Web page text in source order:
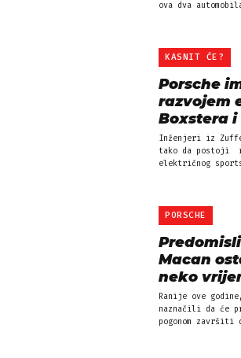
ova dva
KASNIT ĆE?
Porsche
razvojem
Boxstera
Inženjeri iz
tako da postoji
električnog
PORSCHE
Macan
neko
Ranije ove
naznačili da će
pogonom završiti